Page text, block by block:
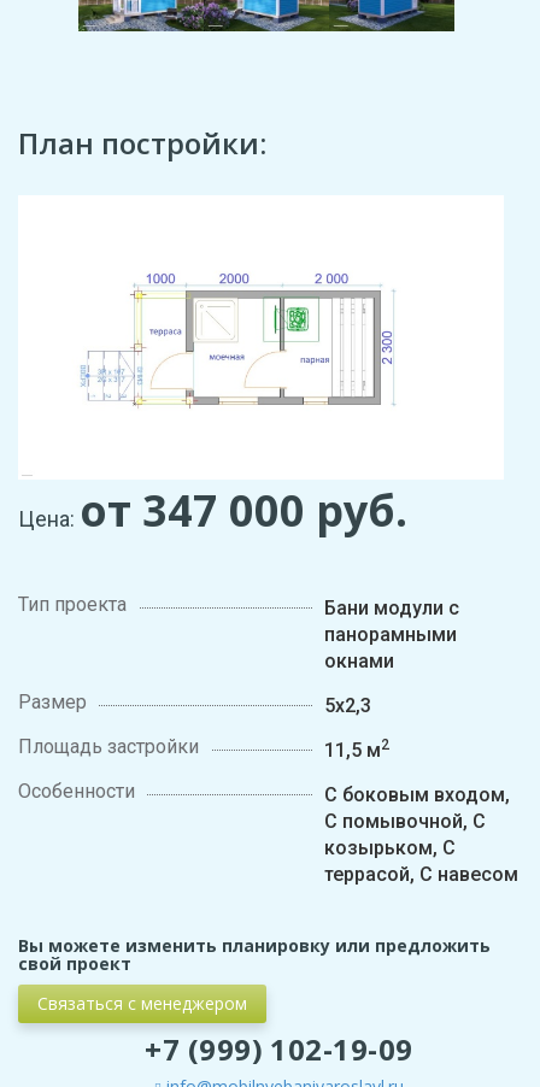
План постройки:
Цена: от 347 000 руб.
Тип проекта
Бани модули с
панорамными
окнами
Размер
5х2,3
Площадь застройки
11,5 м2
Особенности
С боковым входом,
С помывочной, С
козырьком, С
террасой, С навесом
Вы можете изменить планировку или предложить
свой проект
Связаться с менеджером
+7 (999) 102-19-09